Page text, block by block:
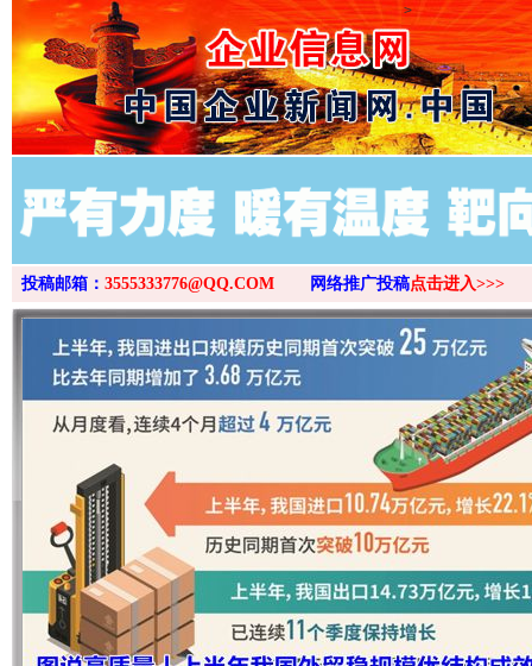
>
投稿邮箱： 3555333776@QQ.COM 网络推广投稿点击进入>>>